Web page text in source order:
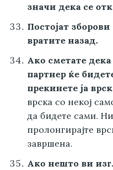
значи дека се
Постојат
вратите назад.
Ако сметате
партнер ќе
прекинете ја
врска со некој
да бидете сами.
пролонгирајте
завршена.
Ако нешто ви